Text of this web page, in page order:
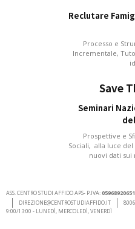
Reclutare
Processo e
Incrementale,
Save
Seminari
Prospettive e
Sociali, alla luce del
nuovi dati
ASS. CENTRO STUDI AFFIDO APS- P.IVA:05968920651
DIREZIONE@CENTROSTUDIAFFIDO.IT
9:00/13:00 - LUNEDÌ, MERCOLEDÌ, VENERDÌ